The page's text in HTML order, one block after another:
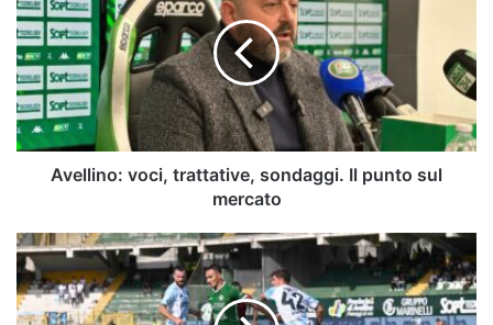
trattative,
sondaggi.
Il
punto
sul
mercato
Avellino: voci, trattative, sondaggi. Il punto sul
mercato
Avellino,
le
cifre
dell’operazione